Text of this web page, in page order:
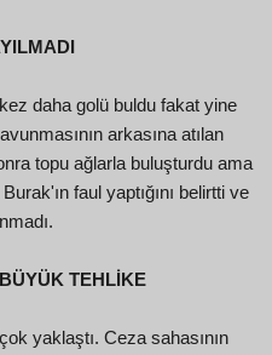
daha golü buldu fakat yine
arkasına atılan
topu ağlarla buluşturdu ama
faul yaptığını belirtti ve
TEHLİKE
yaklaştı. Ceza sahasının